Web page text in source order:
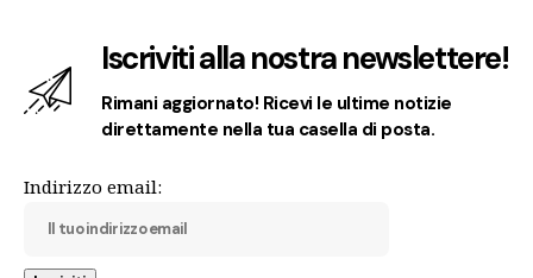
Iscriviti alla nostra newslettere!
Rimani aggiornato! Ricevi le ultime notizie
direttamente nella tua casella di posta.
Indirizzo email: